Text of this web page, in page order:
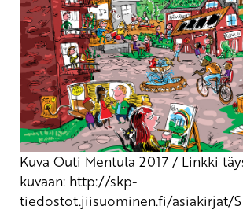
Kuva Outi Mentula 2017 / Linkki
kuvaan: http://skp-
tiedostot.jiisuominen.fi/asiakirjat/